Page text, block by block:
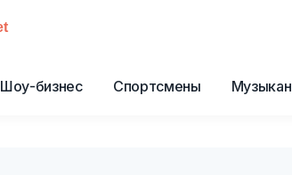
Шоу-бизнес Спортсмены